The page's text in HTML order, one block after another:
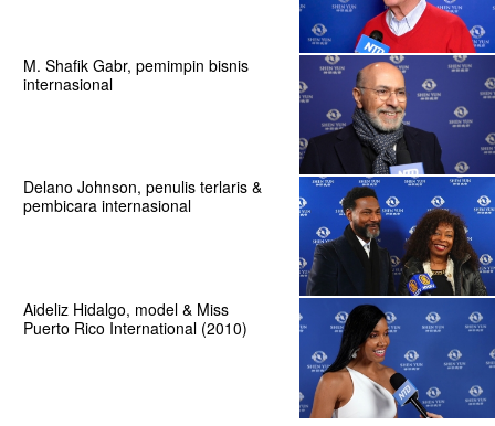
M. Shafik Gabr, pemimpin bisnis
internasional
Delano Johnson, penulis terlaris &
pembicara internasional
Aideliz Hidalgo, model & Miss
Puerto Rico International (2010)